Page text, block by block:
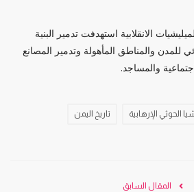
الانقلابية استهدفت تدمير البنية
للمدن والمناطق المأهولة وتدمير المصانع
والمساجد.
الحوثي الإرهابية تاريخ اليمن
المقال السابق